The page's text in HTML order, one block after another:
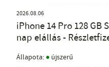
2026.08.06
iPhone 14 Pro 128 GB
nap elállás -
Állapota: ● újszerű